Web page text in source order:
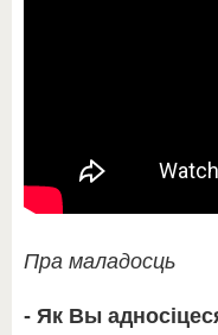
Пра маладосць
- Як Вы